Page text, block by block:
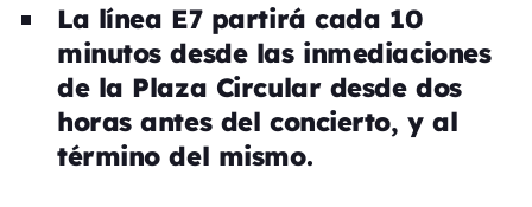
La línea E7 partirá cada 10
minutos desde las inmediaciones
de la Plaza Circular desde dos
horas antes del concierto, y al
término del mismo.